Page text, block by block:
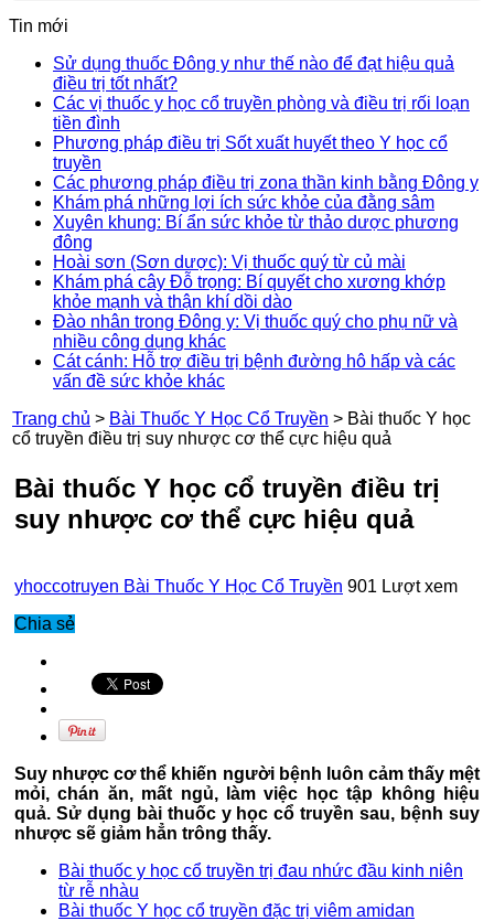
Tin mới
Sử dụng thuốc Đông y như thế nào để đạt hiệu quả
điều trị tốt nhất?
Các vị thuốc y học cổ truyền phòng và điều trị rối loạn
tiền đình
Phương pháp điều trị Sốt xuất huyết theo Y học cổ
truyền
Các phương pháp điều trị zona thần kinh bằng Đông y
Khám phá những lợi ích sức khỏe của đằng sâm
Xuyên khung: Bí ẩn sức khỏe từ thảo dược phương
đông
Hoài sơn (Sơn dược): Vị thuốc quý từ củ mài
Khám phá cây Đỗ trọng: Bí quyết cho xương khớp
khỏe mạnh và thận khí dồi dào
Đào nhân trong Đông y: Vị thuốc quý cho phụ nữ và
nhiều công dụng khác
Cát cánh: Hỗ trợ điều trị bệnh đường hô hấp và các
vấn đề sức khỏe khác
Trang chủ > Bài Thuốc Y Học Cổ Truyền > Bài thuốc Y học
cổ truyền điều trị suy nhược cơ thể cực hiệu quả
Bài thuốc Y học cổ truyền điều trị
suy nhược cơ thể cực hiệu quả
yhoccotruyen Bài Thuốc Y Học Cổ Truyền 901 Lượt xem
Chia sẻ
Suy nhược cơ thể khiến người bệnh luôn cảm thấy mệt
mỏi, chán ăn, mất ngủ, làm việc học tập không hiệu
quả. Sử dụng bài thuốc y học cổ truyền sau, bệnh suy
nhược sẽ giảm hẳn trông thấy.
Bài thuốc y học cổ truyền trị đau nhức đầu kinh niên
từ rễ nhàu
Bài thuốc Y học cổ truyền đặc trị viêm amidan